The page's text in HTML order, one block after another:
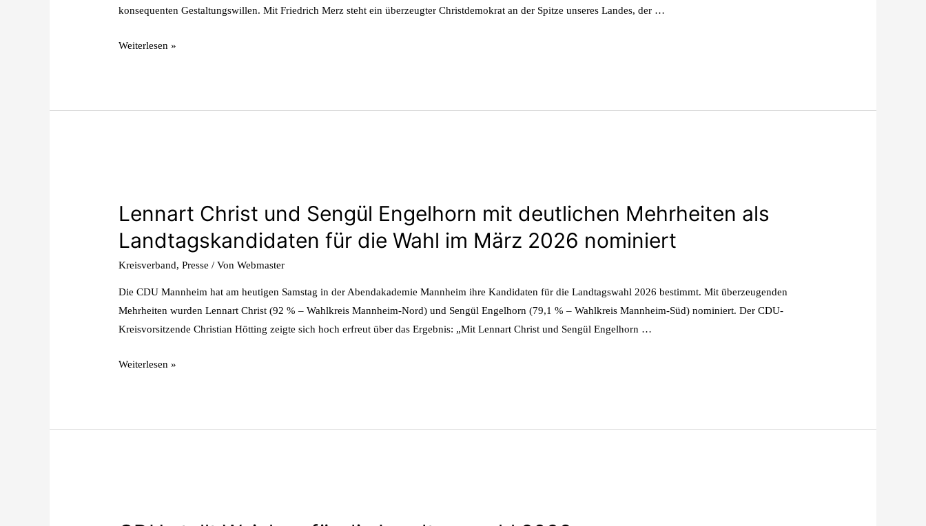
konsequenten Gestaltungswillen. Mit Friedrich Merz steht ein überzeugter Christdemokrat an der Spitze unseres Landes, der …
Weiterlesen »
Lennart Christ und Sengül Engelhorn mit deutlichen Mehrheiten als
Landtagskandidaten für die Wahl im März 2026 nominiert
Kreisverband,Presse / VonWebmaster
Die CDU Mannheim hat am heutigen Samstag in der Abendakademie Mannheim ihre Kandidaten für die Landtagswahl 2026 bestimmt. Mit überzeugenden
Mehrheiten wurden Lennart Christ (92 % – Wahlkreis Mannheim-Nord) und Sengül Engelhorn (79,1 % – Wahlkreis Mannheim-Süd) nominiert. Der CDU-
Kreisvorsitzende Christian Hötting zeigte sich hoch erfreut über das Ergebnis: „Mit Lennart Christ und Sengül Engelhorn …
Weiterlesen »